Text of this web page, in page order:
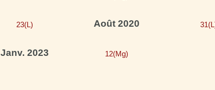
23(L) Août 2020
Janv. 2023 12(Mg)